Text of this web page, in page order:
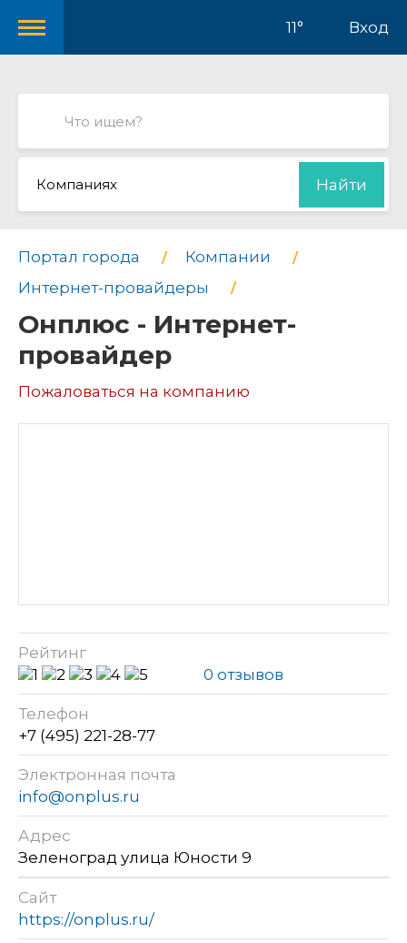
11° Вход
Компаниях Найти
Портал города
Компании
Интернет-провайдеры
Онплюс - Интернет-
провайдер
Пожаловаться на компанию
Рейтинг
0 отзывов
Телефон
+7 (495) 221-28-77
Электронная почта
info@onplus.ru
Адрес
Зеленоград улица Юности 9
Сайт
https://onplus.ru/